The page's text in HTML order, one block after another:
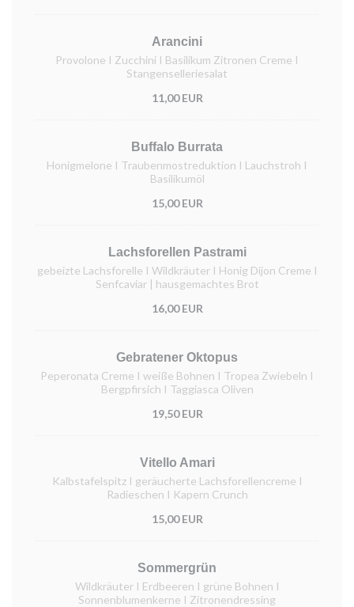
Arancini
Provolone I Zucchini I Basilikum Zitronen Creme I
Stangenselleriesalat
11,00 EUR
Buffalo Burrata
Honigmelone I Traubenmostreduktion I Lauchstroh I
Basilikumöl
15,00 EUR
Lachsforellen Pastrami
gebeizte Lachsforelle I Wildkräuter I Honig Dijon Creme I
Senfcaviar | hausgemachtes Brot
16,00 EUR
Gebratener Oktopus
Peperonata Creme I weiße Bohnen I Tropea Zwiebeln I
Bergpfirsich I Taggiasca Oliven
19,50 EUR
Vitello Amari
Kalbstafelspitz I geräucherte Lachsforellencreme I
Radieschen I Kapern Crunch
15,00 EUR
Sommergrün
Wildkräuter I Erdbeeren I grüne Bohnen I
Sonnenblumenkerne I Zitronendressing